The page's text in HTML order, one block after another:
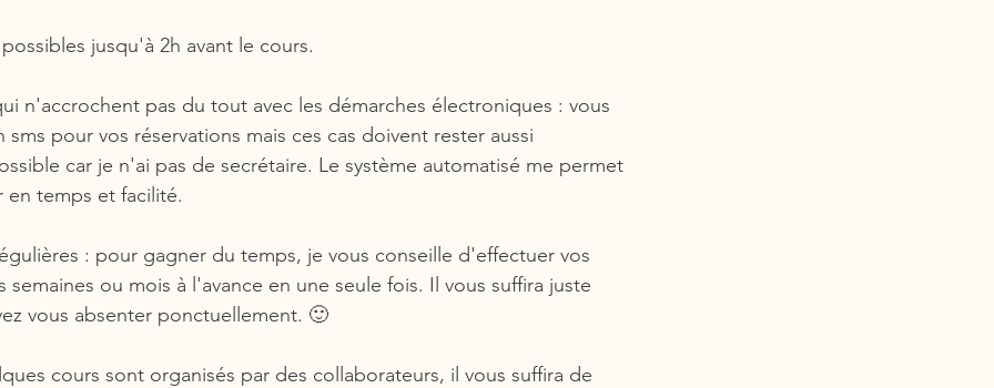
jusqu'à 2h avant le cours.
n'accrochent pas du tout avec les démarches électroniques : vous
pour vos réservations mais ces cas doivent rester aussi
car je n'ai pas de secrétaire. Le système automatisé me permet
temps et facilité.
: pour gagner du temps, je vous conseille d'effectuer vos
semaines ou mois à l'avance en une seule fois. Il vous suffira juste
vous absenter ponctuellement. 🙂
cours sont organisés par des collaborateurs, il vous suffira de